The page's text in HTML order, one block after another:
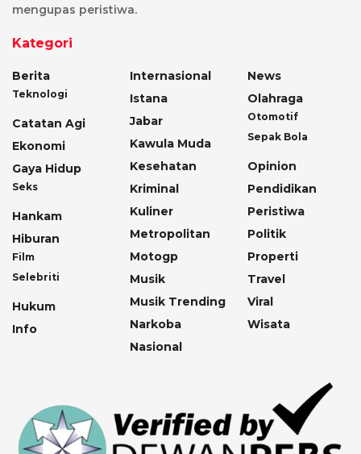
mengupas peristiwa.
Kategori
Berita
Teknologi
Catatan Agi
Ekonomi
Gaya Hidup
Seks
Hankam
Hiburan
Film
Selebriti
Hukum
Info
Internasional
Istana
Jabar
Kawula Muda
Kesehatan
Kriminal
Kuliner
Metropolitan
Motogp
Musik
Musik Trending
Narkoba
Nasional
News
Olahraga
Otomotif
Sepak Bola
Opinion
Pendidikan
Peristiwa
Politik
Properti
Travel
Viral
Wisata